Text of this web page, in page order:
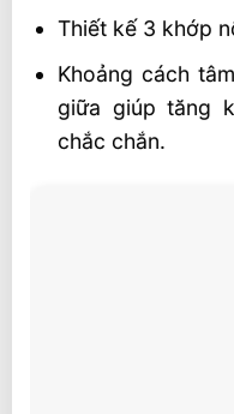
Thiết kế 3 khớp
Khoảng cách
giữa giúp tăng
chắc chắn.